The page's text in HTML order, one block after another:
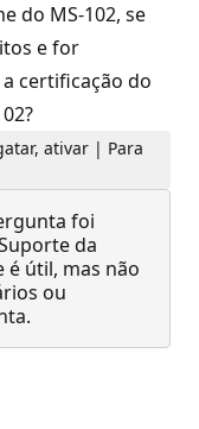
do MS-102, se
e for
certificação do
ativar | Para
foi
da
é útil, mas não
ou